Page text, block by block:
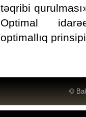
təqribi
Optimal
optimallıq prinsipi
©